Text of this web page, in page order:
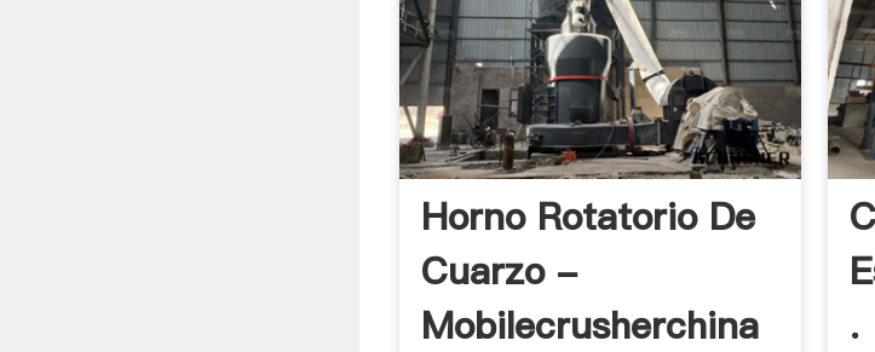
Horno Rotatorio De
Cuarzo -
Mobilecrusherchina
.